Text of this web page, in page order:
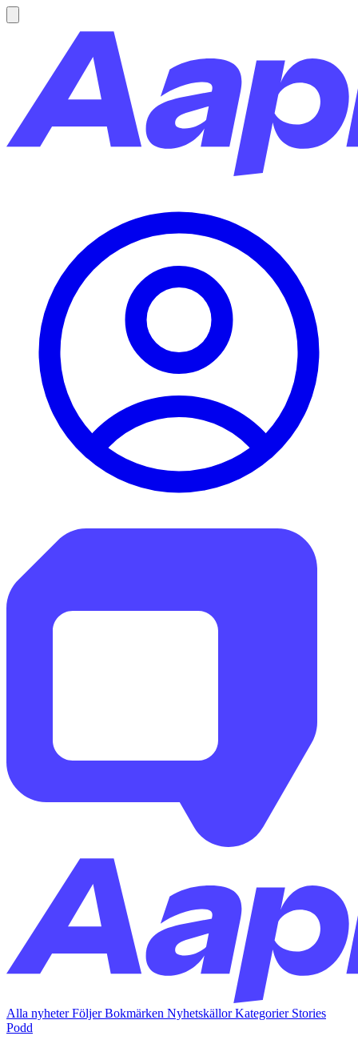
Alla nyheterFöljerBokmärken NyhetskällorKategorier Stories
Podd